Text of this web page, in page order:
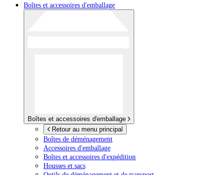
Boîtes et accessoires d'emballage
Boîtes et accessoires d'emballage
Retour au menu principal
Boîtes de déménagement
Accessoires d'emballage
Boîtes et accessoires d'expédition
Housses et sacs